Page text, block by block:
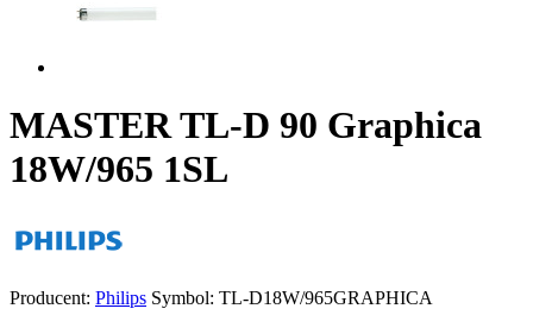
MASTER TL-D 90 Graphica
18W/965 1SL
Producent: Philips Symbol: TL-D18W/965GRAPHICA